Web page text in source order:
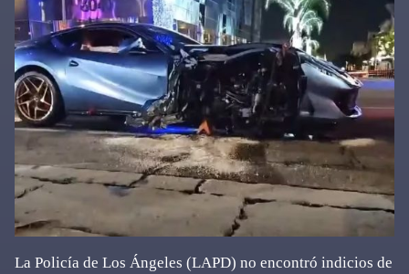
La Policía de Los Ángeles (LAPD) no encontró indicios de